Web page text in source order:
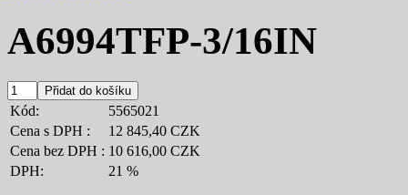
A6994TFP-3/16IN
Kód:
5565021
Cena s DPH :
12 845,40 CZK
Cena bez DPH : 10 616,00 CZK
DPH:
21 %